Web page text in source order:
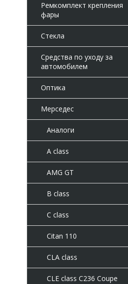
Ремкомплект крепления
фары
Стекла
Средства по уходу за
автомобилем
Оптика
Мерседес
Аналоги
A class
AMG GT
B class
C class
Citan 110
CLA class
CLE class C236 Coupe